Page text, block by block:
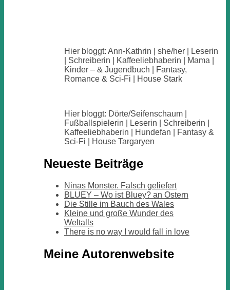
Hier bloggt: Ann-Kathrin | she/her | Leserin
| Schreiberin | Kaffeeliebhaberin | Mama |
Kinder – & Jugendbuch | Fantasy,
Romance & Sci-Fi | House Stark
Hier bloggt: Dörte/Seifenschaum |
Fußballspielerin | Leserin | Schreiberin |
Kaffeeliebhaberin | Hundefan | Fantasy &
Sci-Fi | House Targaryen
Neueste Beiträge
Ninas Monster. Falsch geliefert
BLUEY – Wo ist Bluey? an Ostern
Die Stille im Bauch des Wales
Kleine und große Wunder des
Weltalls
There is no way I would fall in love
Meine Autorenwebsite